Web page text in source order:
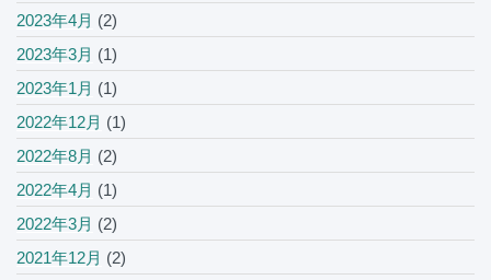
2023年4月 (2)
2023年3月 (1)
2023年1月 (1)
2022年12月 (1)
2022年8月 (2)
2022年4月 (1)
2022年3月 (2)
2021年12月 (2)